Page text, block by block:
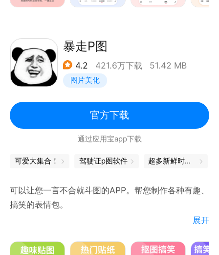
【视频美容】视频高清人像精修，像修图一样修视频！
【视频剪辑】功能简单0门槛，视频大片轻松剪！AI智
能画质修复，视频也清晰。
【美图AI全家桶】AI绘画实现绘画自由、AI修图智能修
效。
==== 联系方式 ====
微信官方公众号：meituxiuxiu
微博官方帐号：@美图秀秀
反馈/在线咨询
暴走P图
4.2 421.6万下载 51.42 MB
图片美化
官方下载
通过应用宝app下载
可爱大集合！ 驾驶证p图软件 超多新鲜时髦资讯，在这里
可以让您一言不合就斗图的APP。帮您制作各种有趣、
搞笑的表情包。
有搞笑、炫酷、鬼畜、抽象、阴间、趣味、动漫及游戏
展开